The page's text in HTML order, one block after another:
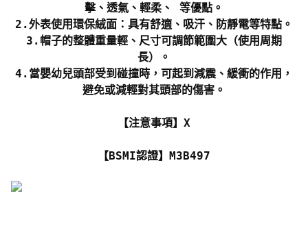
擊、透氣、輕柔、 等優點。
2.外表使用環保絨面：具有舒適、吸汗、防靜電等特點。
3.帽子的整體重量輕、尺寸可調節範圍大（使用周期
長）。
4.當嬰幼兒頭部受到碰撞時，可起到減震、緩衝的作用，
避免或減輕對其頭部的傷害。
【注意事項】X
【BSMI認證】M3B497